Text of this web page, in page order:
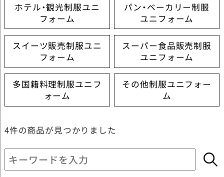
ホテル・観光制服ユニ
フォーム
パン・ベーカリー制服
ユニフォーム
スイーツ販売制服ユニ
フォーム
スーパー食品販売制服
ユニフォーム
多国籍料理制服ユニフ
ォーム
その他制服ユニフォー
ム
4件の商品が見つかりました